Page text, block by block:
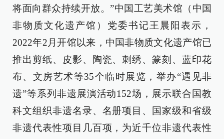
将面向群众持续开放。”中国工艺美术馆（中国
非物质文化遗产馆）党委书记王晨阳表示，
2022年2月开馆以来，中国非物质文化遗产馆已
推出剪纸、皮影、陶瓷、刺绣、篆刻、蓝印花
布、文房艺术等35个临时展览，举办“遇见非
遗”等系列非遗展演活动152场，展示联合国教
科文组织非遗名录、名册项目、国家级和省级
非遗代表性项目几百项，为近千位非遗代表性